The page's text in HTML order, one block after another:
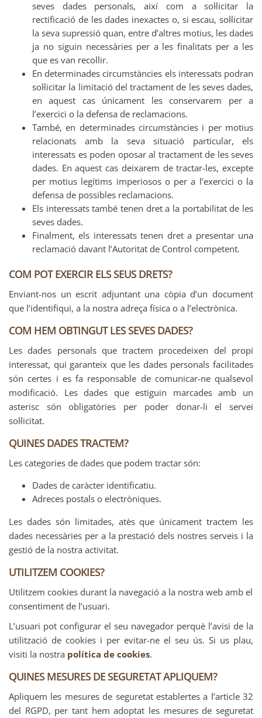
seves dades personals, així com a sol·licitar la
rectificació de les dades inexactes o, si escau, sol·licitar
la seva supressió quan, entre d’altres motius, les dades
ja no siguin necessàries per a les finalitats per a les
que es van recollir.
En determinades circumstàncies els interessats podran
sol·licitar la limitació del tractament de les seves dades,
en aquest cas únicament les conservarem per a
l’exercici o la defensa de reclamacions.
També, en determinades circumstàncies i per motius
relacionats amb la seva situació particular, els
interessats es poden oposar al tractament de les seves
dades. En aquest cas deixarem de tractar-les, excepte
per motius legítims imperiosos o per a l’exercici o la
defensa de possibles reclamacions.
Els interessats també tenen dret a la portabilitat de les
seves dades.
Finalment, els interessats tenen dret a presentar una
reclamació davant l’Autoritat de Control competent.
COM POT EXERCIR ELS SEUS DRETS?
Enviant-nos un escrit adjuntant una còpia d’un document
que l’identifiqui, a la nostra adreça física o a l’electrònica.
COM HEM OBTINGUT LES SEVES DADES?
Les dades personals que tractem procedeixen del propi
interessat, qui garanteix que les dades personals facilitades
són certes i es fa responsable de comunicar-ne qualsevol
modificació. Les dades que estiguin marcades amb un
asterisc són obligatòries per poder donar-li el servei
sol·licitat.
QUINES DADES TRACTEM?
Les categories de dades que podem tractar són:
Dades de caràcter identificatiu.
Adreces postals o electròniques.
Les dades són limitades, atès que únicament tractem les
dades necessàries per a la prestació dels nostres serveis i la
gestió de la nostra activitat.
UTILITZEM COOKIES?
Utilitzem cookies durant la navegació a la nostra web amb el
consentiment de l’usuari.
L’usuari pot configurar el seu navegador perquè l’avisi de la
utilització de cookies i per evitar-ne el seu ús. Si us plau,
visiti la nostra política de cookies.
QUINES MESURES DE SEGURETAT APLIQUEM?
Apliquem les mesures de seguretat establertes a l’article 32
del RGPD, per tant hem adoptat les mesures de seguretat